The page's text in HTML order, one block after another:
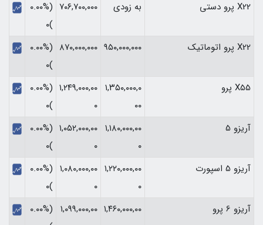
X22 پرو دستی
به زودی ۷۰۶,۷۰۰,۰۰۰
(۰.۰۰%
)۰
X22 پرو اتوماتیک
۹۵۰,۰۰۰,۰۰۰ ۸۷۰,۰۰۰,۰۰۰
(۰.۰۰%
)۰
X55 پرو
۱,۳۵۰,۰۰۰,۰
۰۰
۱,۲۴۹,۰۰۰,۰۰
۰
(۰.۰۰%
)۰
آریزو 5
۱,۱۸۰,۰۰۰,۰۰
۰
۱,۰۵۲,۰۰۰,۰۰
۰
(۰.۰۰%
)۰
آریزو 5 اسپورت
۱,۲۲۰,۰۰۰,۰۰
۰
۱,۰۸۰,۰۰۰,۰۰
۰
(۰.۰۰%
)۰
آریزو 6 پرو
۱,۴۶۰,۰۰۰,۰۰ ۱,۰۹۹,۰۰۰,۰۰
(۰.۰۰%